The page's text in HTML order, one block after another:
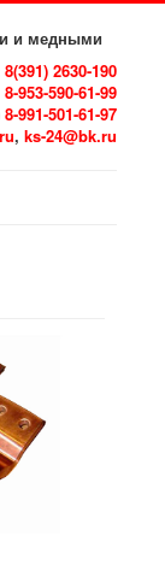
и медными
8(391) 2630-190
8-953-590-61-99
8-991-501-61-97
, ks-24@bk.ru